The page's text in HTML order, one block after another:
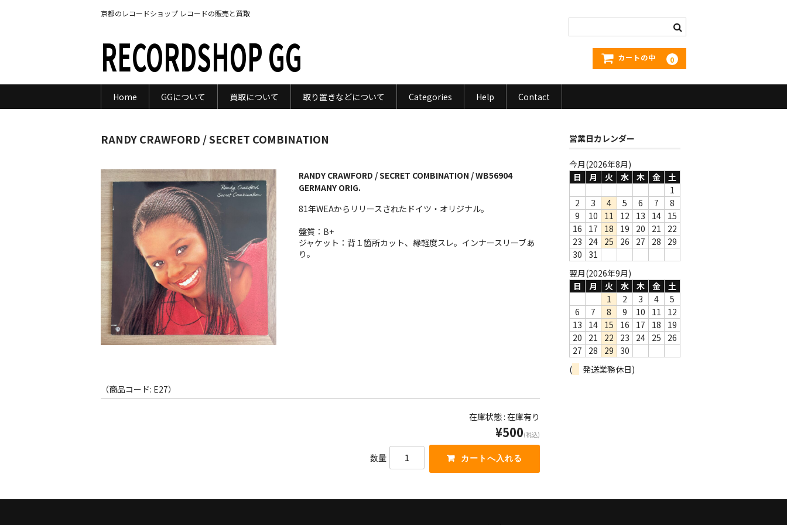
京都のレコードショップ レコードの販売と買取
RECORDSHOP GG カートの中 0
Home GGについて 買取について 取り置きなどについて Categories Help Contact
RANDY CRAWFORD / SECRET COMBINATION
RANDY CRAWFORD / SECRET COMBINATION / WB56904
GERMANY ORIG.
81年WEAからリリースされたドイツ・オリジナル。
盤質：B+
ジャケット：背１箇所カット、縁軽度スレ。インナースリーブあ
り。
（商品コード: E27）
在庫状態 : 在庫有り
¥500(税込)
数量
営業日カレンダー
今月(2026年8月)
日
月 火 水 木 金
土
1
2
3 4 5 6 7
8
9
10 11 12 13 14 15
16
17 18 19 20 21
22
23
24 25 26 27 28
29
30
31
翌月(2026年9月)
日
月 火 水 木 金
土
1
2 3 4
5
6
7 8 9 10 11
12
13
14 15 16 17 18
19
20
21 22 23 24 25
26
27
28 29
30
(
発送業務休日)